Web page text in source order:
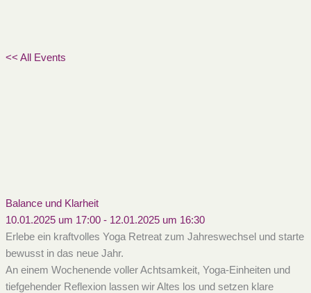
<< All Events
Balance und Klarheit
10.01.2025 um 17:00- 12.01.2025 um 16:30
Erlebe ein kraftvolles Yoga Retreat zum ​Jahreswechsel und starte
bewusst in das neue ​Jahr.
An einem Wochenende voller Achtsamkeit, ​Yoga-Einheiten und
tiefgehender Reflexion ​lassen wir Altes los und setzen klare ​